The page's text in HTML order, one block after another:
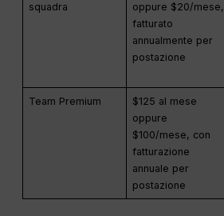
squadra
oppure $20/mese,
fatturato
annualmente per
postazione
Team Premium
$125 al mese
oppure
$100/mese, con
fatturazione
annuale per
postazione